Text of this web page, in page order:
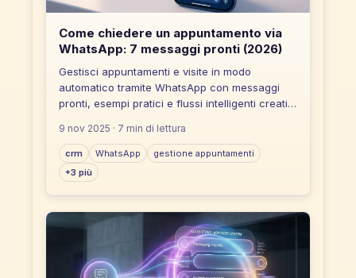
Come chiedere un appuntamento via
WhatsApp: 7 messaggi pronti (2026)
Gestisci appuntamenti e visite in modo
automatico tramite WhatsApp con messaggi
pronti, esempi pratici e flussi intelligenti creati
9 nov 2025 · 7 min di lettura
crm WhatsApp
gestione appuntamenti
+3 più